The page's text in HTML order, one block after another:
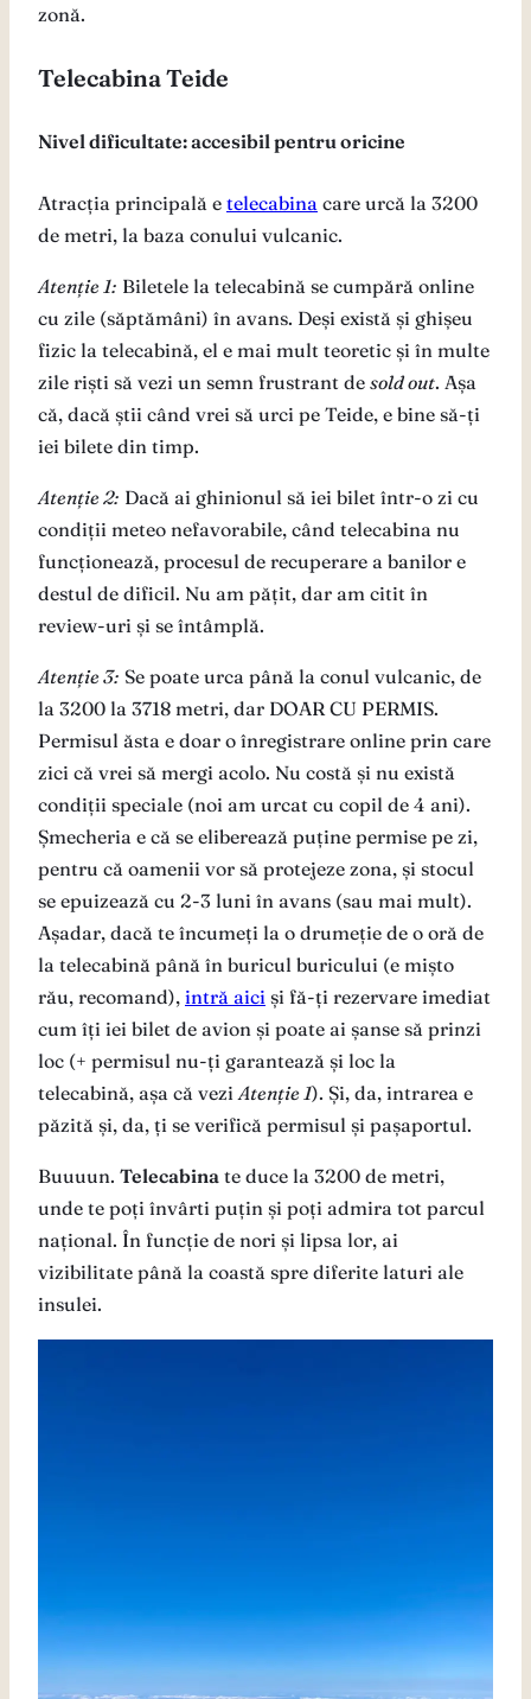
zonă.
Telecabina Teide
Nivel dificultate: accesibil pentru oricine
Atracția principală e telecabina care urcă la 3200
de metri, la baza conului vulcanic.
Atenție 1: Biletele la telecabină se cumpără online
cu zile (săptămâni) în avans. Deși există și ghișeu
fizic la telecabină, el e mai mult teoretic și în multe
zile riști să vezi un semn frustrant de sold out. Așa
că, dacă știi când vrei să urci pe Teide, e bine să-ți
iei bilete din timp.
Atenție 2: Dacă ai ghinionul să iei bilet într-o zi cu
condiții meteo nefavorabile, când telecabina nu
funcționează, procesul de recuperare a banilor e
destul de dificil. Nu am pățit, dar am citit în
review-uri și se întâmplă.
Atenție 3: Se poate urca până la conul vulcanic, de
la 3200 la 3718 metri, dar DOAR CU PERMIS.
Permisul ăsta e doar o înregistrare online prin care
zici că vrei să mergi acolo. Nu costă și nu există
condiții speciale (noi am urcat cu copil de 4 ani).
Șmecheria e că se eliberează puține permise pe zi,
pentru că oamenii vor să protejeze zona, și stocul
se epuizează cu 2-3 luni în avans (sau mai mult).
Așadar, dacă te încumeți la o drumeție de o oră de
la telecabină până în buricul buricului (e mișto
rău, recomand), intră aici și fă-ți rezervare imediat
cum îți iei bilet de avion și poate ai șanse să prinzi
loc (+ permisul nu-ți garantează și loc la
telecabină, așa că vezi Atenție 1). Și, da, intrarea e
păzită și, da, ți se verifică permisul și pașaportul.
Buuuun. Telecabina te duce la 3200 de metri,
unde te poți învârti puțin și poți admira tot parcul
național. În funcție de nori și lipsa lor, ai
vizibilitate până la coastă spre diferite laturi ale
insulei.